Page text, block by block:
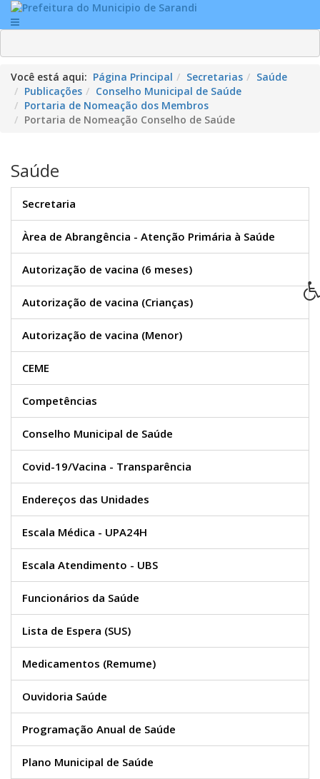
Você está aqui: Página Principal Secretarias
Saúde
Publicações
Conselho Municipal de Saúde
Portaria de Nomeação dos Membros
Portaria de Nomeação Conselho de Saúde
Saúde
Secretaria
Àrea de Abrangência - Atenção Primária à Saúde
Autorização de vacina (6 meses)
Autorização de vacina (Crianças)
Autorização de vacina (Menor)
CEME
Competências
Conselho Municipal de Saúde
Covid-19/Vacina - Transparência
Endereços das Unidades
Escala Médica - UPA24H
Escala Atendimento - UBS
Funcionários da Saúde
Lista de Espera (SUS)
Medicamentos (Remume)
Ouvidoria Saúde
Programação Anual de Saúde
Plano Municipal de Saúde